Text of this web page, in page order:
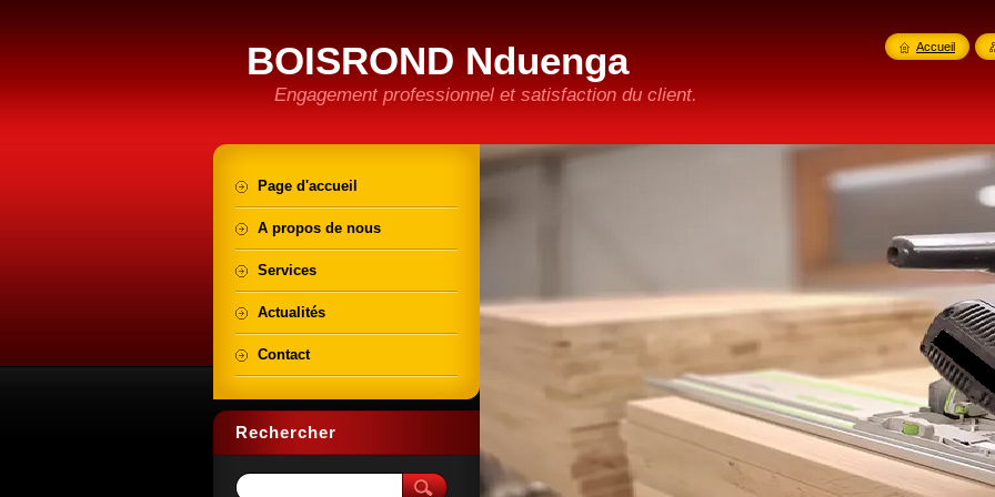
BOISROND Nduenga
Engagement professionnel et satisfaction du client.
Page d'accueil
A propos de nous
Services
Actualités
Contact
Rechercher
Accueil